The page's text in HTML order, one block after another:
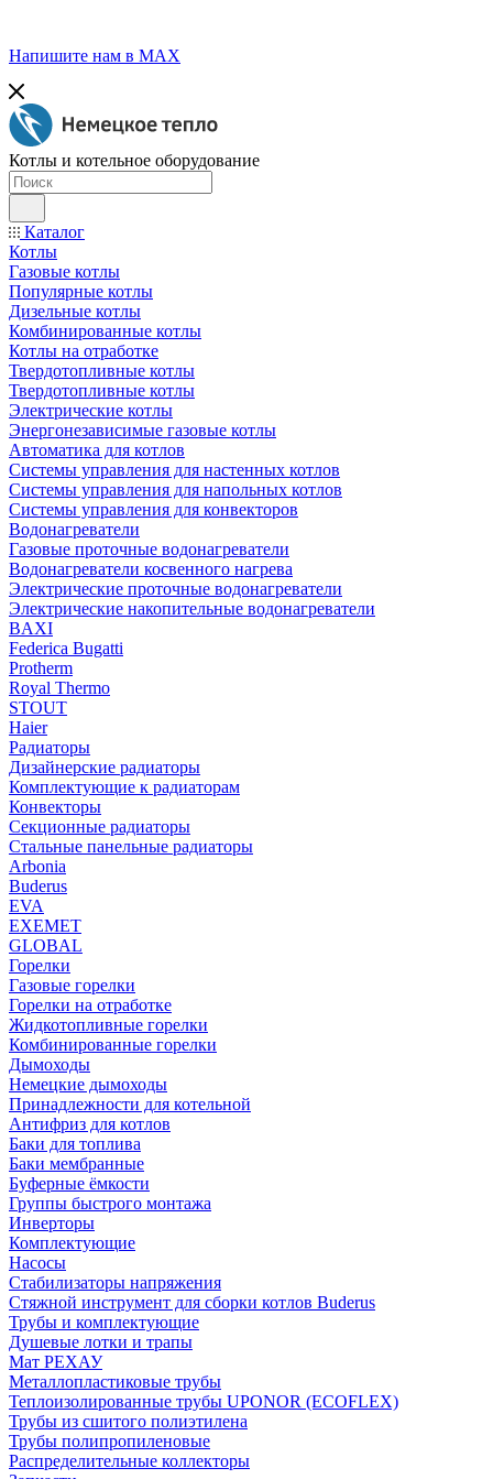
Напишите нам в МАХ
Котлы и котельное оборудование
Каталог
Котлы
Газовые котлы
Популярные котлы
Дизельные котлы
Комбинированные котлы
Котлы на отработке
Твердотопливные котлы
Твердотопливные котлы
Электрические котлы
Энергонезависимые газовые котлы
Автоматика для котлов
Системы управления для настенных котлов
Системы управления для напольных котлов
Системы управления для конвекторов
Водонагреватели
Газовые проточные водонагреватели
Водонагреватели косвенного нагрева
Электрические проточные водонагреватели
Электрические накопительные водонагреватели
BAXI
Federica Bugatti
Protherm
Royal Thermo
STOUT
Haier
Радиаторы
Дизайнерские радиаторы
Комплектующие к радиаторам
Конвекторы
Секционные радиаторы
Стальные панельные радиаторы
Arbonia
Buderus
EVA
EXEMET
GLOBAL
Горелки
Газовые горелки
Горелки на отработке
Жидкотопливные горелки
Комбинированные горелки
Дымоходы
Немецкие дымоходы
Принадлежности для котельной
Антифриз для котлов
Баки для топлива
Баки мембранные
Буферные ёмкости
Группы быстрого монтажа
Инверторы
Комплектующие
Насосы
Стабилизаторы напряжения
Стяжной инструмент для сборки котлов Buderus
Трубы и комплектующие
Душевые лотки и трапы
Мат РЕХАУ
Металлопластиковые трубы
Теплоизолированные трубы UPONOR (ECOFLEX)
Трубы из сшитого полиэтилена
Трубы полипропиленовые
Распределительные коллекторы